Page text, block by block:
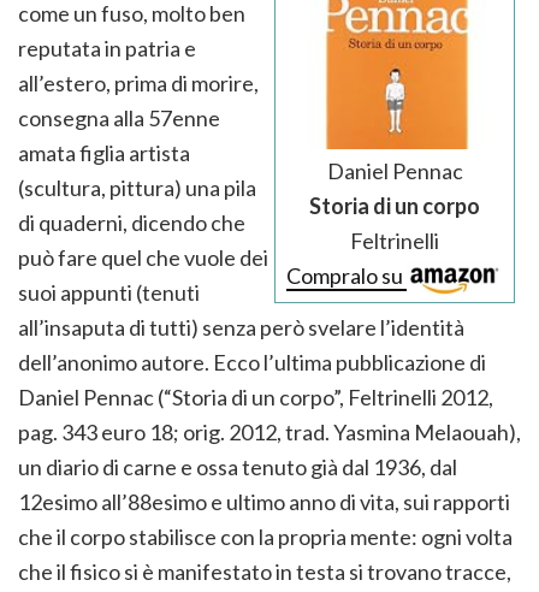
Daniel Pennac
Storia di un corpo
Feltrinelli
Compralo su
come un fuso, molto ben
reputata in patria e
all’estero, prima di morire,
consegna alla 57enne
amata figlia artista
(scultura, pittura) una pila
di quaderni, dicendo che
può fare quel che vuole dei
suoi appunti (tenuti
all’insaputa di tutti) senza però svelare l’identità
dell’anonimo autore. Ecco l’ultima pubblicazione di
Daniel Pennac (“Storia di un corpo”, Feltrinelli 2012,
pag. 343 euro 18; orig. 2012, trad. Yasmina Melaouah),
un diario di carne e ossa tenuto già dal 1936, dal
12esimo all’88esimo e ultimo anno di vita, sui rapporti
che il corpo stabilisce con la propria mente: ogni volta
che il fisico si è manifestato in testa si trovano tracce,